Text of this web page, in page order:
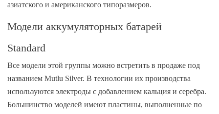
азиатского и американского типоразмеров.
Модели аккумуляторных батарей
Standard
Все модели этой группы можно встретить в продаже под
названием Mutlu Silver. В технологии их производства
используются электроды с добавлением кальция и серебра.
Большинство моделей имеют пластины, выполненные по